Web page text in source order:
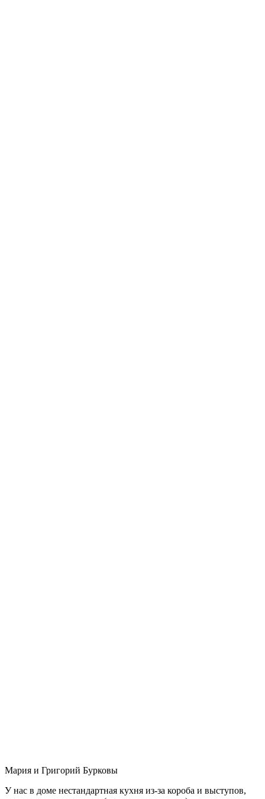
Мария и Григорий Бурковы
У нас в доме нестандартная кухня из-за короба и выступов,